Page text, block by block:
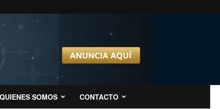
QUIENES SOMOS CONTACTO